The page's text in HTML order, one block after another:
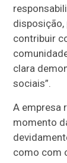
contribuir
clara
sociais”.
A empresa
momento
como com